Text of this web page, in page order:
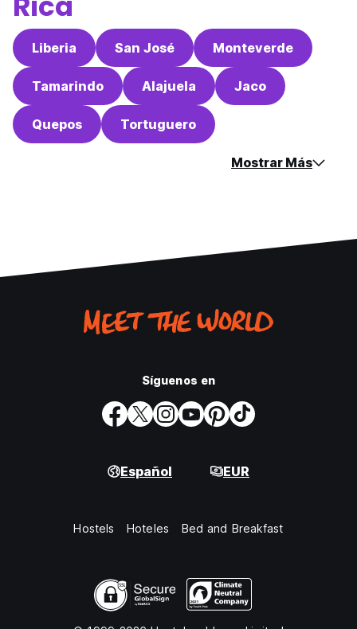
Liberia San José Monteverde
Tamarindo Alajuela Jaco
Quepos Tortuguero
Mostrar Más
Síguenos en
Español EUR
Hostels Hoteles Bed and Breakfast